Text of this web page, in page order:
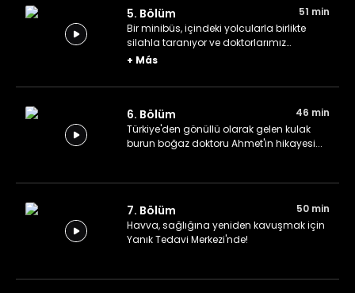
5. Bölüm
51 min
Bir minibüs, içindeki yolcularla birlikte
silahla taranıyor ve doktorlarımız
yardıma koşuyor.
+ Más
6. Bölüm
46 min
Türkiye'den gönüllü olarak gelen kulak
burun boğaz doktoru Ahmet'in hikayesi...
7. Bölüm
50 min
Havva, sağlığına yeniden kavuşmak için
Yanık Tedavi Merkezi'nde!